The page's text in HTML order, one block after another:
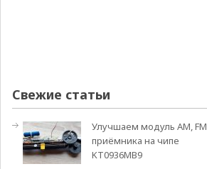
Свежие статьи
Улучшаем модуль АМ, FM
приёмника на чипе
KT0936MB9